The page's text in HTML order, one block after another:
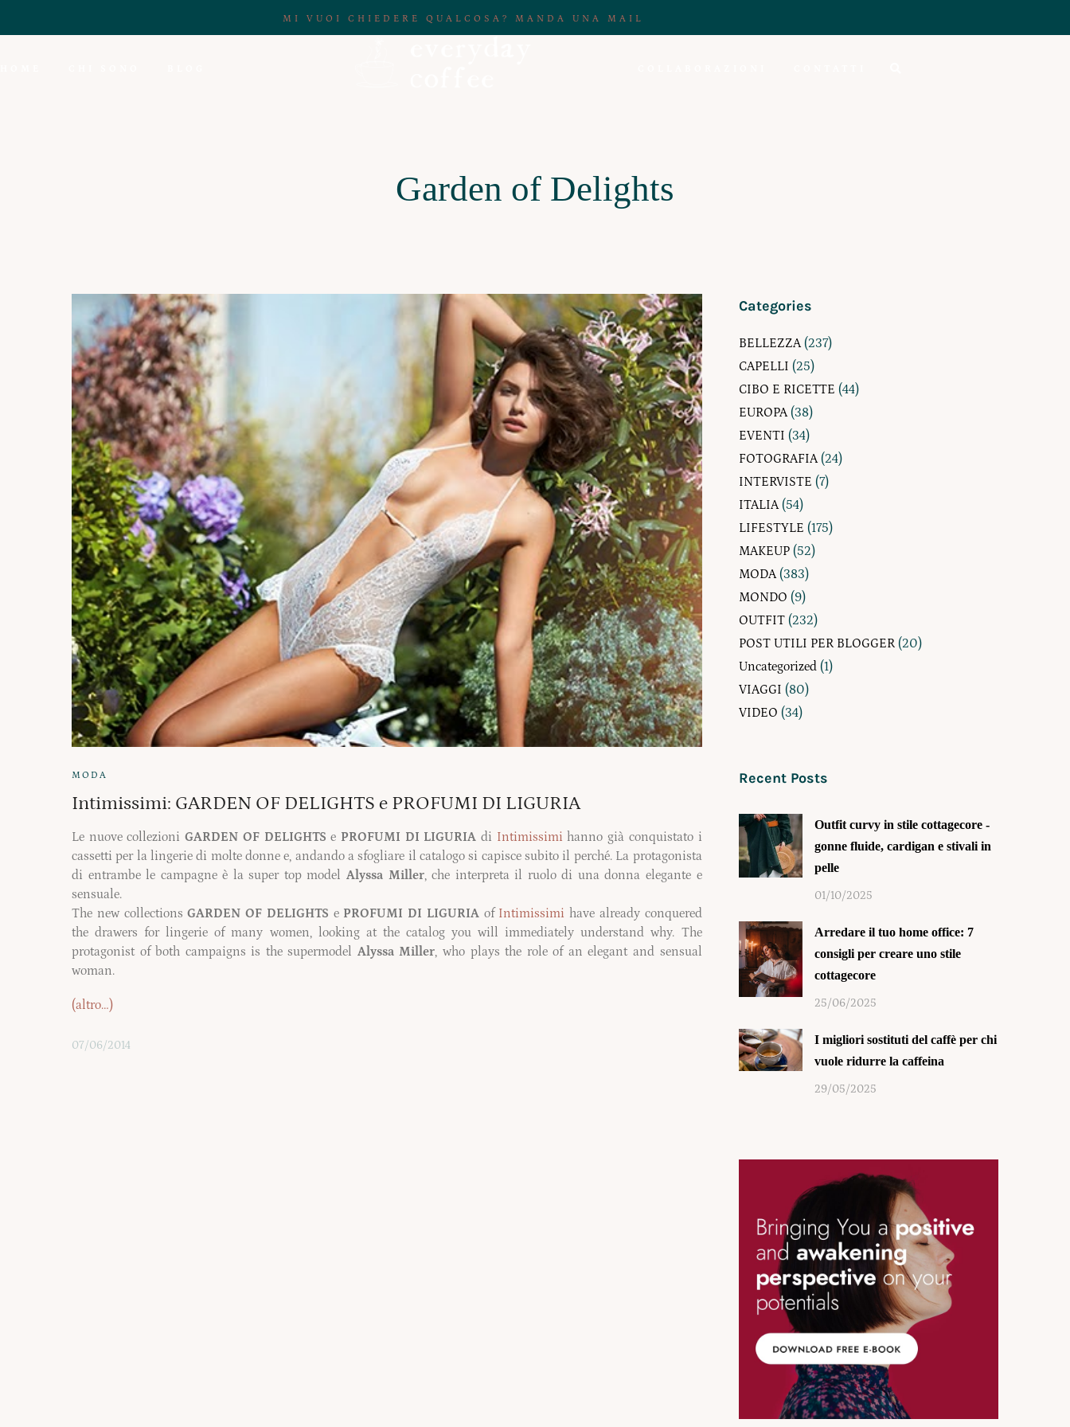
MI VUOI CHIEDERE QUALCOSA? MANDA UNA MAIL
Garden of Delights
MODA
Intimissimi: GARDEN OF DELIGHTS e PROFUMI DI LIGURIA
Le nuove collezioni GARDEN OF DELIGHTS e PROFUMI DI LIGURIA di Intimissimi hanno già conquistato i
cassetti per la lingerie di molte donne e, andando a sfogliare il catalogo si capisce subito il perché. La protagonista
di entrambe le campagne è la super top model Alyssa Miller, che interpreta il ruolo di una donna elegante e
sensuale.
The new collectionsGARDEN OF DELIGHTS e PROFUMI DI LIGURIA of Intimissimi have already conquered
the drawers for lingerie of many women, looking at the catalog you will immediately understand why. The
protagonist of both campaigns is the supermodel Alyssa Miller, who plays the role of an elegant and sensual
woman.
(altro…)
07/06/2014
Categories
BELLEZZA(237)
CAPELLI (25)
CIBO E RICETTE (44)
EUROPA(38)
EVENTI (34)
FOTOGRAFIA(24)
INTERVISTE (7)
ITALIA(54)
LIFESTYLE (175)
MAKEUP (52)
MODA(383)
MONDO (9)
OUTFIT (232)
POST UTILI PER BLOGGER (20)
Uncategorized (1)
VIAGGI (80)
VIDEO (34)
Recent Posts
Outfit curvy in stile cottagecore -
gonne fluide, cardigan e stivali in
pelle
01/10/2025
Arredare il tuo home office: 7
consigli per creare uno stile
cottagecore
25/06/2025
I migliori sostituti del caffè per chi
vuole ridurre la caffeina
29/05/2025